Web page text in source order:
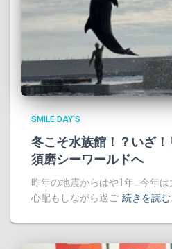
SMILE DAY'S
冬こそ水族館！？いざ
須磨シーワールドへ
昨年の地震からはや1年…今年
心配もしながら過ご 続きを読む…